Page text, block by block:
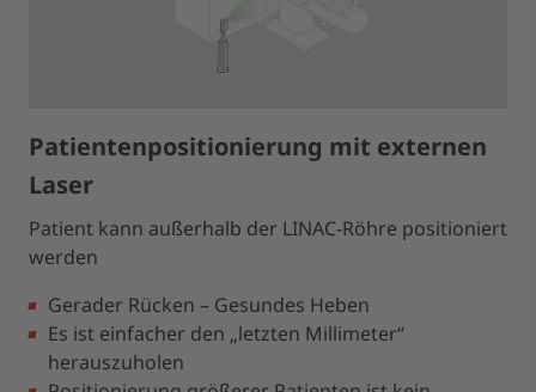
Patientenpositionierung mit externen
Laser
Patient kann außerhalb der LINAC-Röhre positioniert
werden
Gerader Rücken – Gesundes Heben
Es ist einfacher den „letzten Millimeter“
herauszuholen